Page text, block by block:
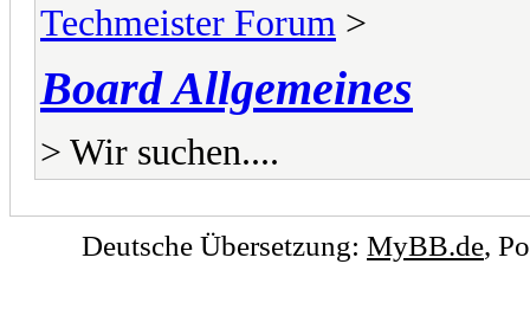
Techmeister Forum >
Board Allgemeines
> Wir suchen....
Deutsche Übersetzung: MyBB.de,